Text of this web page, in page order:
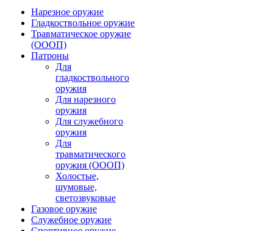
Нарезное оружие
Гладкоствольное оружие
Травматическое оружие
(ОООП)
Патроны
Для
гладкоствольного
оружия
Для нарезного
оружия
Для служебного
оружия
Для
травматического
оружия (ОООП)
Холостые,
шумовые,
светозвуковые
Газовое оружие
Служебное оружие